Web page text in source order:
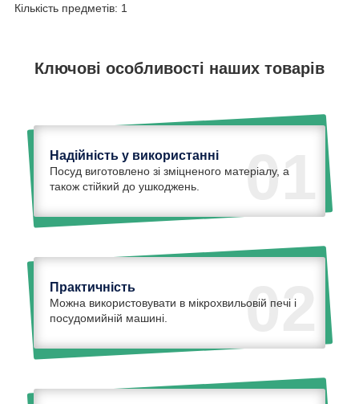
Кількість предметів: 1
Ключові особливості наших товарів
01
Надійність у використанні
Посуд виготовлено зі зміцненого матеріалу, а
також стійкий до ушкоджень.
02
Практичність
Можна використовувати в мікрохвильовій печі і
посудомийній машині.